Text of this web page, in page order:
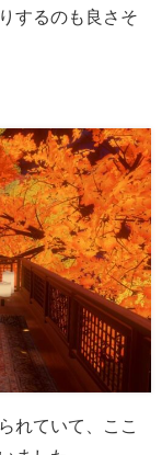
するのも良さそ
れていて、ここ